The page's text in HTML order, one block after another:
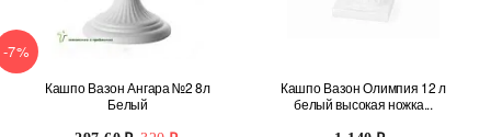
-7%
Кашпо Вазон Ангара №2 8л
Белый
Кашпо Вазон Олимпия 12 л
белый высокая ножка...